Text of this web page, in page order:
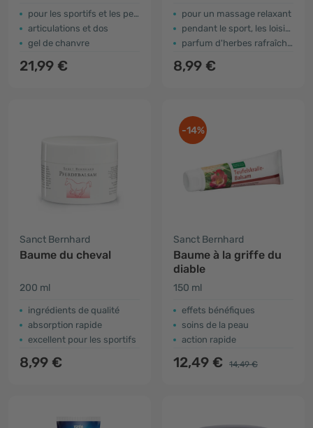
​pour les sportifs et les personnes âgées
articulations et dos
gel de chanvre
21,99 €
pour un massage relaxant
pendant le sport, les loisirs ou en voyage
parfum d'herbes rafraîchissant
8,99 €
Sanct Bernhard
Baume du cheval
200 ml
ingrédients de qualité
absorption rapide
excellent pour les sportifs
8,99 €
-14%
Sanct Bernhard
Baume à la griffe du
diable
150 ml
effets bénéfiques
soins de la peau
action rapide
12,49 € 14,49 €